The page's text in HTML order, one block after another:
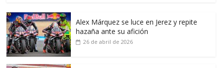
Alex Márquez se luce en Jerez y repite
hazaña ante su afición
26 de abril de 2026